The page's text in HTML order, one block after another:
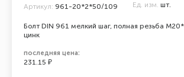
Болт DIN 961 мелкий шаг, полная резьба
цинк
Артикул: 961-20*2*50/109 Ед. изм. шт.
последняя цена:
231.15 ₽